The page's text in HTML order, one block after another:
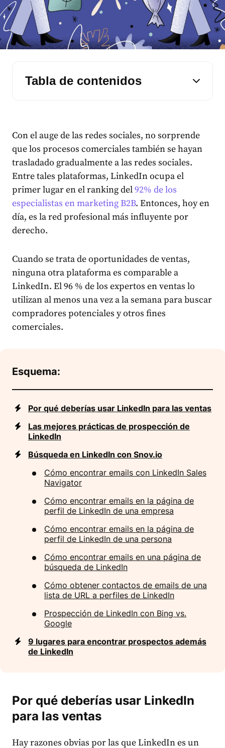
Tabla de contenidos
Con el auge de las redes sociales, no sorprende
que los procesos comerciales también se hayan
trasladado gradualmente a las redes sociales.
Entre tales plataformas, LinkedIn ocupa el
primer lugar en el ranking del92% de los
especialistas en marketing B2B. Entonces, hoy en
día, es la red profesional más influyente por
derecho.
Cuando se trata de oportunidades de ventas,
ninguna otra plataforma es comparable a
LinkedIn. El 96 % de los expertos en ventas lo
utilizan al menos una vez a la semana para buscar
compradores potenciales y otros fines
comerciales.
Esquema:
Por qué deberías usar LinkedIn para las ventas
Las mejores prácticas de prospección de
LinkedIn
Búsqueda en LinkedIn con Snov.io
Cómo encontrar emails con LinkedIn Sales
Navigator
Cómo encontrar emails en la página de
perfil de LinkedIn de una empresa
Cómo encontrar emails en la página de
perfil de LinkedIn de una persona
Cómo encontrar emails en una página de
búsqueda de LinkedIn
Cómo obtener contactos de emails de una
lista de URL a perfiles de LinkedIn
Prospección de LinkedIn con Bing vs.
Google
9 lugares para encontrar prospectos además
de LinkedIn
Por qué deberías usar LinkedIn
para las ventas
Hay razones obvias por las que LinkedIn es un